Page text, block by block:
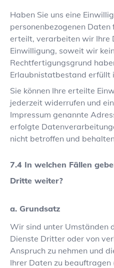
Haben Sie uns eine
personenbezogenen
erteilt, verarbeiten wir Ihre
Einwilligung, soweit wir
Rechtfertigungsgrund
Erlaubnistatbestand erfüllt
Sie können Ihre erteilte
jederzeit widerrufen und
Impressum genannte
erfolgte
nicht betroffen und
In welchen Fällen
Dritte weiter?
a. Grundsatz
Wir sind unter Umständen
Dienste Dritter oder von
Anspruch zu nehmen und
Ihrer Daten zu